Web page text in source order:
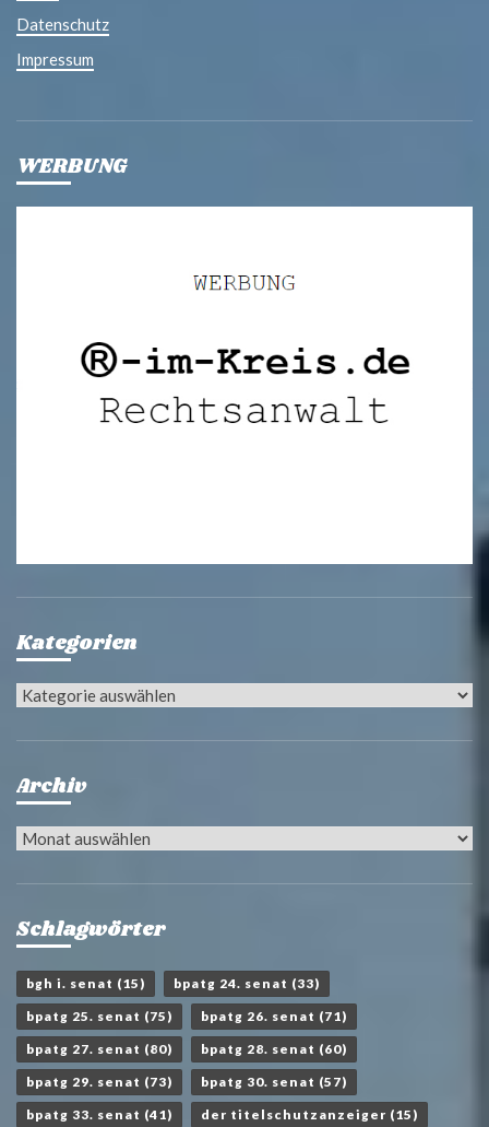
Datenschutz
Impressum
WERBUNG
Kategorien
Kategorien
Archiv
Archiv
Schlagwörter
bgh i. senat (15) bpatg 24. senat (33)
bpatg 25. senat (75) bpatg 26. senat (71)
bpatg 27. senat (80) bpatg 28. senat (60)
bpatg 29. senat (73) bpatg 30. senat (57)
bpatg 33. senat (41) der titelschutzanzeiger (15)